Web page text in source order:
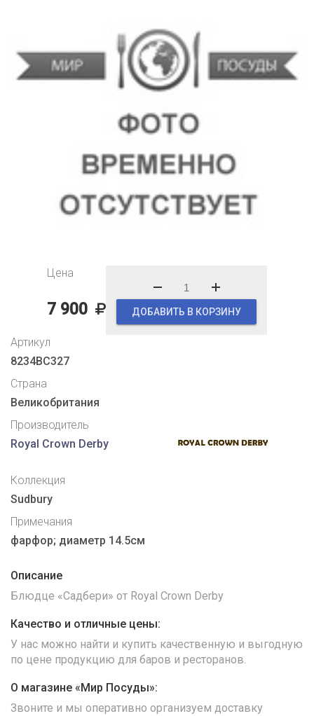
Цена
7 900 ДОБАВИТЬ В КОРЗИНУ
Артикул
8234BC327
Страна
Великобритания
Производитель
Royal Crown Derby
Коллекция
Sudbury
Примечания
фарфор; диаметр 14.5см
Описание
Блюдце «Садбери» от Royal Crown Derby
Качество и отличные цены:
У нас можно найти и купить качественную и выгодную
по цене продукцию для баров и ресторанов.
О магазине «Мир Посуды»:
Звоните и мы оперативно организуем доставку